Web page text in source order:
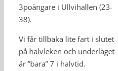
3poängare i Ullvihallen (23-
38).
Vi får tillbaka lite fart i slutet
på halvleken och underläget
är ”bara” 7 i halvtid.